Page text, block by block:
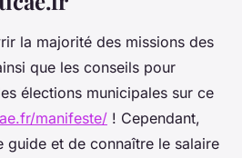
la majorité des missions des
que les conseils pour
élections municipales sur ce
manifeste/ ! Cependant,
guide et de connaître le salaire